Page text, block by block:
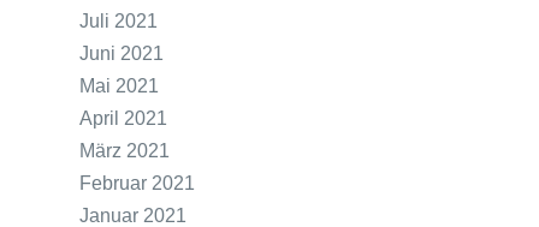
Juli 2021
Juni 2021
Mai 2021
April 2021
März 2021
Februar 2021
Januar 2021